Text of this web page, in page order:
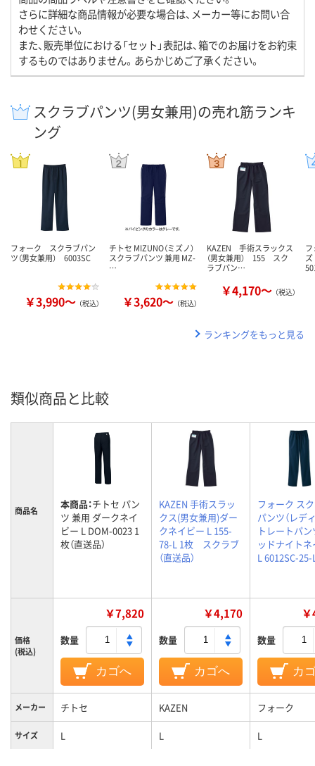
さらに詳細な商品情報が必要な場合は、メーカー等にお問い合
わせください。
また、販売単位における「セット」表記は、箱でのお届けをお約束
するものではありません。あらかじめご了承ください。
スクラブパンツ(男女兼用)の売れ筋ランキ
ング
フォーク スクラブパン
ツ（男女兼用） 6003SC
￥3,990～ （税込）
チトセ MIZUNO（ミズノ）
スクラブパンツ 兼用 MZ-
…
￥3,620～ （税込）
KAZEN 手術スラックス
（男女兼用） 155 スク
ラブパン…
￥4,170～ （税込）
ランキングをもっと見る
類似商品と比較
商品名 本商品：チトセ パン
ツ 兼用 ダークネイ
ビー L DOM-0023 1
枚（直送品）
KAZEN 手術スラッ
クス(男女兼用)ダー
クネイビー L 155-
78-L 1枚 スクラブ
（直送品）
フォーク ス
パンツ（レデ
トレートパン
ッドナイト
L 6012SC-25-
価格
(税込)
￥7,820
数量
カゴへ
￥4,170
数量
カゴへ
数量
カ
メーカー チトセ KAZEN フォーク
サイズ L L L